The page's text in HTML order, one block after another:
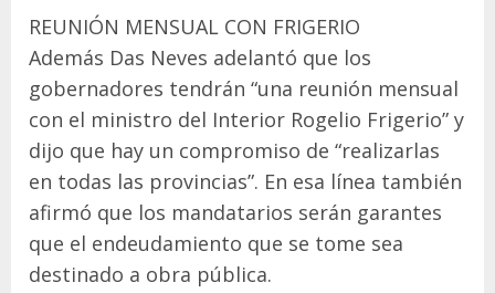
REUNIÓN MENSUAL CON FRIGERIO
Además Das Neves adelantó que los
gobernadores tendrán “una reunión mensual
con el ministro del Interior Rogelio Frigerio” y
dijo que hay un compromiso de “realizarlas
en todas las provincias”. En esa línea también
afirmó que los mandatarios serán garantes
que el endeudamiento que se tome sea
destinado a obra pública.